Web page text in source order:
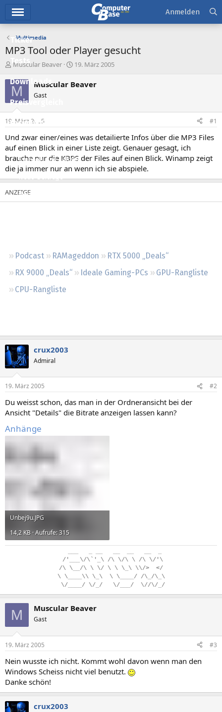
Ticker
Tests
Downloads
Preisvergleich
Forum
Aktuelles
Empfohlene Inhalte
Neue Beiträge
Neueste Aktivitäten
Podcast RAMageddon
RTX 5000 „Deals“
RX 9000 „Deals“
Ideale Gaming-PCs
GPU-Rangliste
CPU-Rangliste
Anmelden
Multimedia
MP3 Tool oder Player gesucht
E
s
t
e
e
r
Muscular Beaver
E
s
t
a
19. März 2005
M Muscular Beaver
Gast
19. März 2005 #1
Und zwar einer/eines was detailierte Infos über die MP3 Files
auf einen Blick in einer Liste zeigt. Genauer gesagt, ich
brauche nur die KBPS der Files auf einen Blick. Winamp zeigt
die ja immer nur an wenn ich sie abspiele.
crux2003
Admiral
19. März 2005 #2
Du weisst schon, das man in der Ordneransicht bei der
Ansicht "Details" die Bitrate anzeigen lassen kann?
Anhänge
Unbej9u.JPG
14,2 KB · Aufrufe: 315
/'___\/\`'_\ /\ \/\ \ /\ \/'\
/\ \__/\ \ \/ \ \ \_\ \\/>
</
\. \____\\. \_\.. \. \____/ /\_/\_\
\/____/ \/_/ \/___/ \//\/_/
M Muscular Beaver
Gast
19. März 2005 #3
Nein wusste ich nicht. Kommt wohl davon wenn man den
Windows Scheiss nicht viel benutzt.
Danke schön!
crux2003